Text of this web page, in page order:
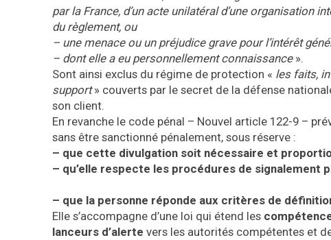
par la France, d’un acte unilatéral d’une organisation
du règlement, ou
– une menace ou un préjudice grave pour l’intérêt
– dont elle a eu personnellement connaissance ».
Sont ainsi exclus du régime de protection « les faits,
support» couverts par le secret de la défense
son client.
En revanche le code pénal – Nouvel article 122-9 –
sans être sanctionné pénalement, sous réserve :
– que cette divulgation soit nécessaire et
– qu’elle respecte les procédures de signalement
– que la personne réponde aux critères de
Elle s’accompagne d’une loi qui étend les
lanceurs d’alerte vers les autorités compétentes et